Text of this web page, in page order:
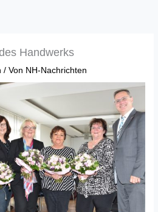
Handwerks
/ Von NH-Nachrichten